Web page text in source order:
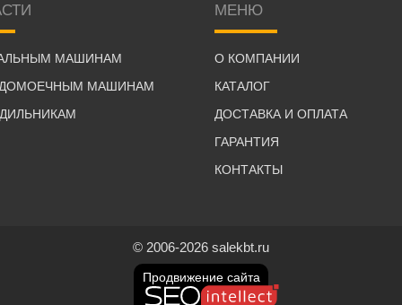
МАШИНАМ
МАШИНАМ
МЕНЮ
О КОМПАНИИ
КАТАЛОГ
ДОСТАВКА И ОПЛАТА
ГАРАНТИЯ
КОНТАКТЫ
© 2006-2026 salekbt.ru
Продвижение сайта